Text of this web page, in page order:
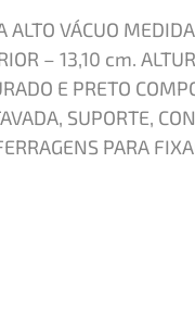
VÁCUO
– 13,10 cm.
E PRETO
SUPORTE,
PARA